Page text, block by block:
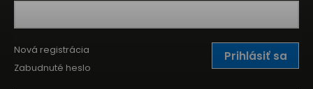
Prihlásiť sa
Nová registrácia
Zabudnuté heslo